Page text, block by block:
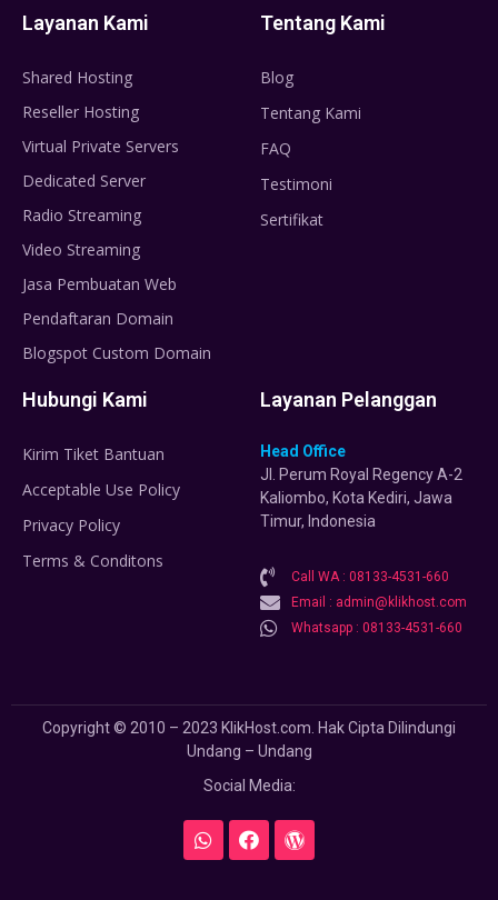
Layanan Kami
Shared Hosting
Reseller Hosting
Virtual Private Servers
Dedicated Server
Radio Streaming
Video Streaming
Jasa Pembuatan Web
Pendaftaran Domain
Blogspot Custom Domain
Tentang Kami
Blog
Tentang Kami
FAQ
Testimoni
Sertifikat
Hubungi Kami
Kirim Tiket Bantuan
Acceptable Use Policy
Privacy Policy
Terms & Conditons
Layanan Pelanggan
Head Office
Jl. Perum Royal Regency A-2
Kaliombo, Kota Kediri, Jawa
Timur, Indonesia
Call WA : 08133-4531-660
Email : admin@klikhost.com
Whatsapp : 08133-4531-660
Copyright © 2010 – 2023 KlikHost.com. Hak Cipta Dilindungi
Undang – Undang
Social Media: